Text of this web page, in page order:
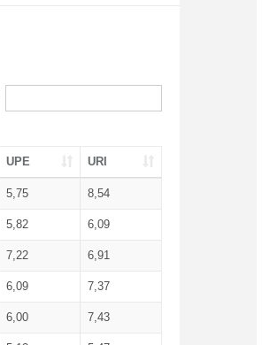
UPE URI
5,75 8,54
5,82 6,09
7,22 6,91
6,09 7,37
6,00 7,43